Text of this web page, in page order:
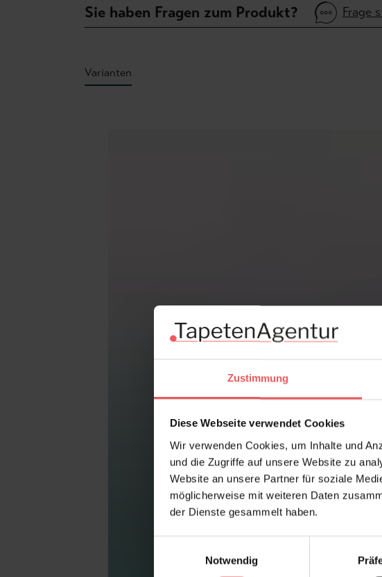
Zustimmung
Diese Webseite verwendet Cookies
Wir verwenden Cookies, um Inhalte und
und die Zugriffe auf unsere Website zu
Website an unsere Partner für soziale
möglicherweise mit weiteren Daten
der Dienste gesammelt haben.
Notwendig
Sie haben Fragen zum Produkt? Frage
Varianten